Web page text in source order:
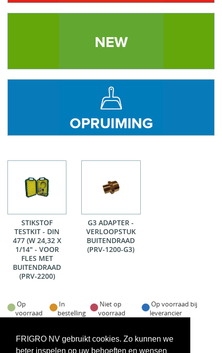
FRIGRO NV gebruikt cookies. Zo kunnen we
beter inspelen op uw behoeften en wensen
STIKSTOF
TESTKIT - DIN
477 (W 24,32 X
1/14" - VOOR
FLES MET
BUITENDRAAD
(PRV-2200)
G3 ADAPTER -
VERLOOPSTUK
BUITENDRAAD
(PRV-1200-G3)
Op
voorraad
In
bestelling
Niet op
voorraad
Op voorraad bij
leverancier